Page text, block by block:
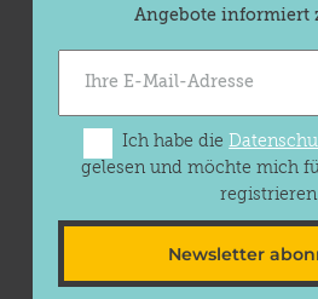
Angebote informiert
Ich habe die
gelesen und möchte mich
Newsletter